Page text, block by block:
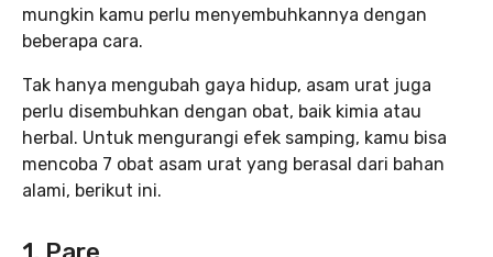
mungkin kamu perlu menyembuhkannya dengan
beberapa cara.
Tak hanya mengubah gaya hidup, asam urat juga
perlu disembuhkan dengan obat, baik kimia atau
herbal. Untuk mengurangi efek samping, kamu bisa
mencoba 7 obat asam urat yang berasal dari bahan
alami, berikut ini.